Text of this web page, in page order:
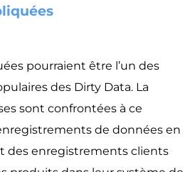
pourraient être l’un des
des Dirty Data. La
sont confrontées à ce
de données en
des enregistrements clients